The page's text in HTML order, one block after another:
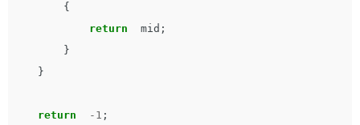
{
return
mid ;
}
}
return - 1 ;